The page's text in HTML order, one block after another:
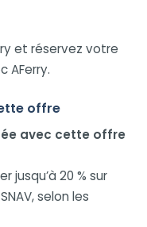
et réservez votre
AFerry.
offre
avec cette offre
jusqu’à 20 % sur
selon les